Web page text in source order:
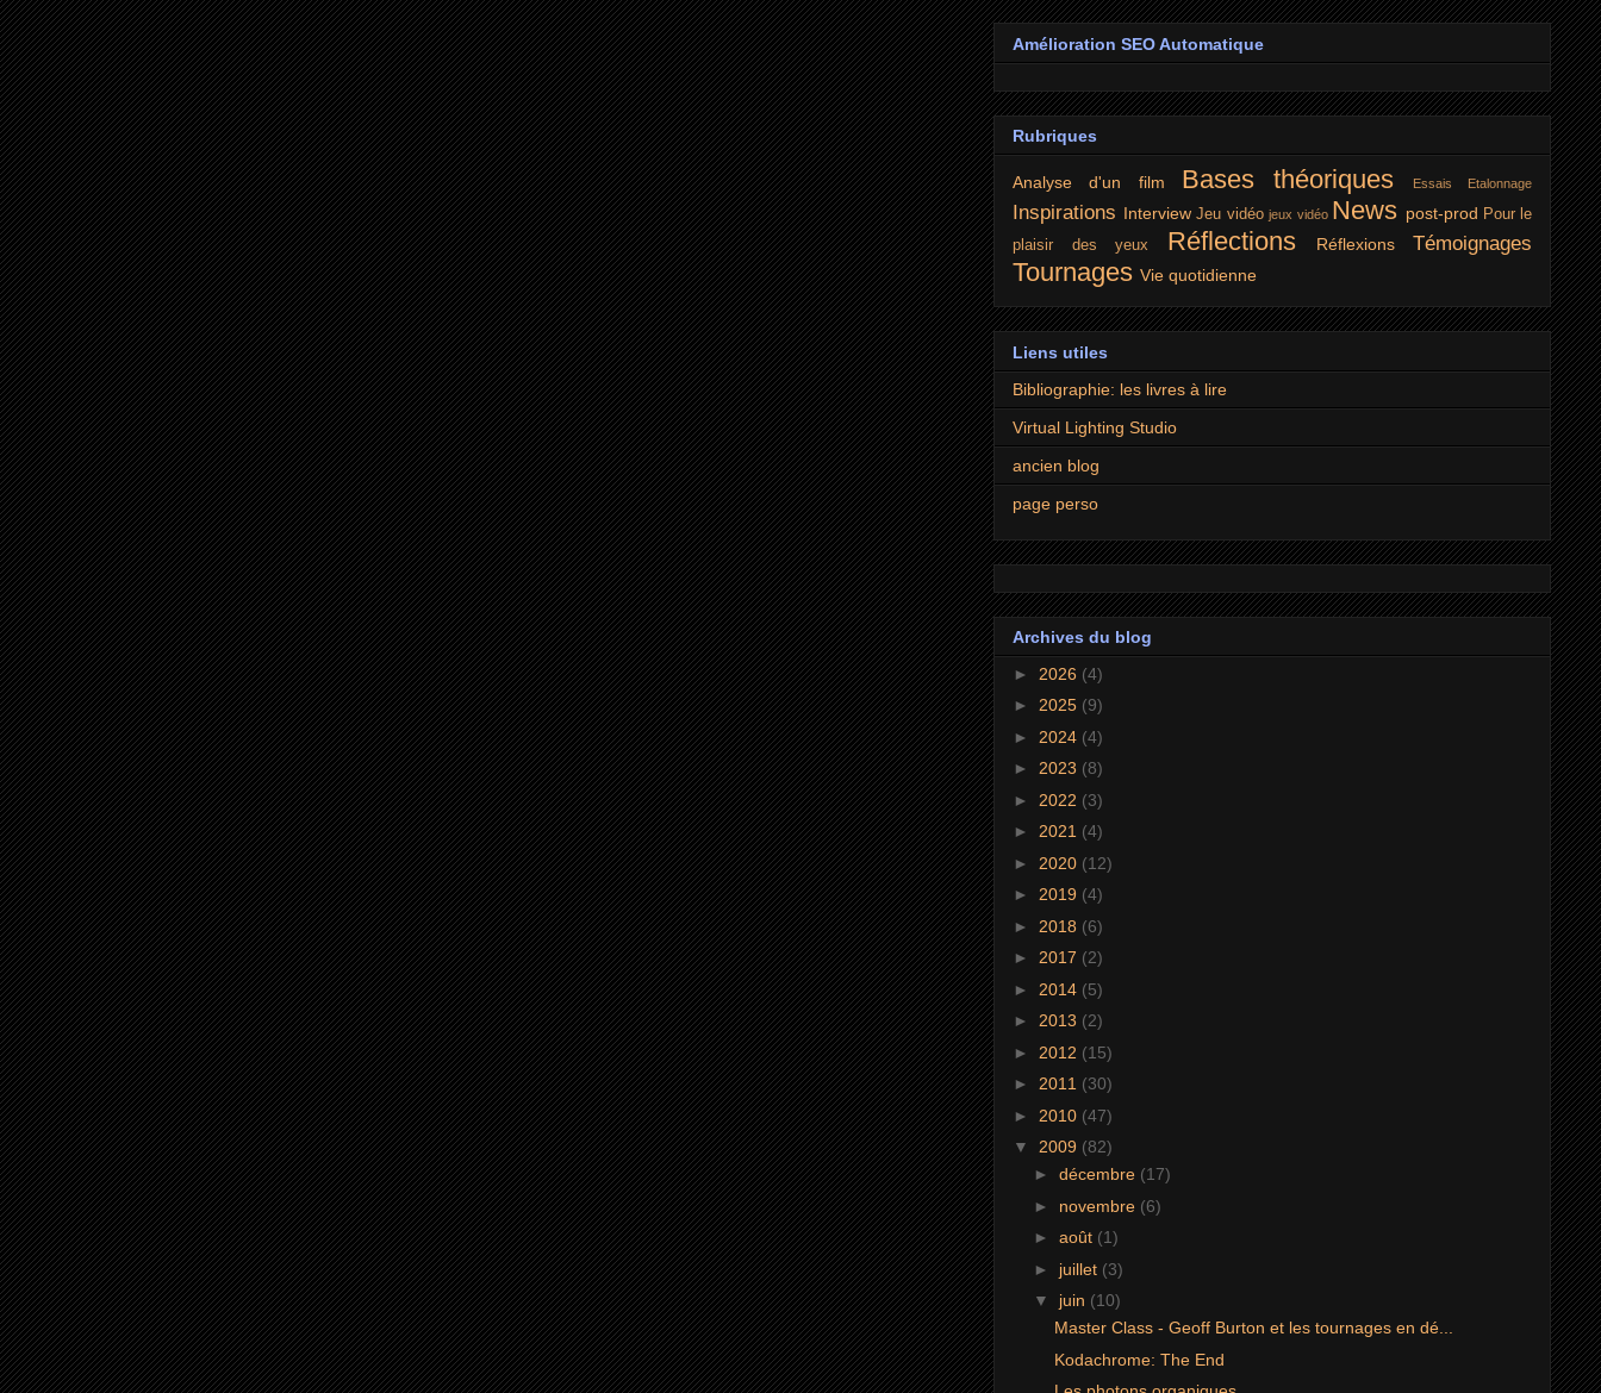
Amélioration SEO Automatique
Rubriques
Analyse d'un film Bases théoriques Essais Etalonnage
Inspirations Interview Jeu vidéo jeux vidéo News post-prod Pour le
plaisir des yeux
Réflections Réflexions Témoignages
Tournages Vie quotidienne
Liens utiles
Bibliographie: les livres à lire
Virtual Lighting Studio
ancien blog
page perso
Archives du blog
► 2026 (4)
►2025 (9)
► 2024 (4)
►2023 (8)
► 2022 (3)
►2021 (4)
► 2020 (12)
►2019 (4)
► 2018 (6)
►2017 (2)
► 2014 (5)
►2013 (2)
► 2012 (15)
►2011 (30)
► 2010 (47)
▼2009 (82)
►décembre (17)
► novembre (6)
►août (1)
► juillet (3)
▼ juin (10)
Master Class - Geoff Burton et les tournages en dé...
Kodachrome: The End